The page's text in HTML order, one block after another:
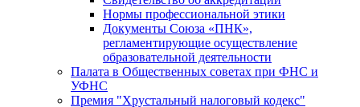
Нормы профессиональной этики
Документы Союза «ПНК»,
регламентирующие осуществление
образовательной деятельности
Палата в Общественных советах при ФНС и
УФНС
Премия "Хрустальный налоговый кодекс"